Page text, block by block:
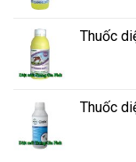
Thuốc
Thuốc